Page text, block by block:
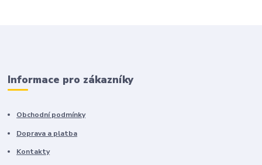
Informace pro zákazníky
Obchodní podmínky
Doprava a platba
Kontakty